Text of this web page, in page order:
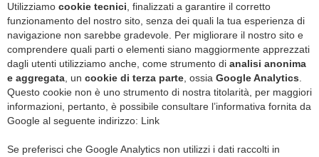
Utilizziamo cookie tecnici , finalizzati a garantire il corretto
funzionamento del nostro sito, senza dei quali la tua esperienza di
navigazione non sarebbe gradevole. Per migliorare il nostro sito e
comprendere quali parti o elementi siano maggiormente apprezzati
dagli utenti utilizziamo anche, come strumento di analisi anonima
e aggregata , un cookie di terza parte , ossia Google Analytics
Questo cookie non è uno strumento di nostra titolarità, per maggiori
informazioni, pertanto, è possibile consultare l’informativa fornita da
Google al seguente indirizzo: Link
Se preferisci che Google Analytics non utilizzi i dati raccolti in